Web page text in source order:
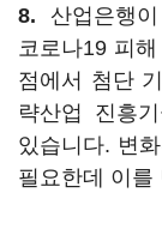
8. 산업은행
코로나19 피
점에서 첨단
략산업 진흥
있습니다. 변
필요한데 이를